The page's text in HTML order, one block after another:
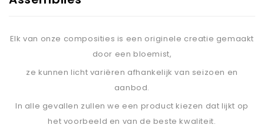
Elk van onze composities is een originele creatie gemaakt
door een bloemist,
ze kunnen licht variëren afhankelijk van seizoen en
aanbod.
In alle gevallen zullen we een product kiezen dat lijkt op
het voorbeeld en van de beste kwaliteit.